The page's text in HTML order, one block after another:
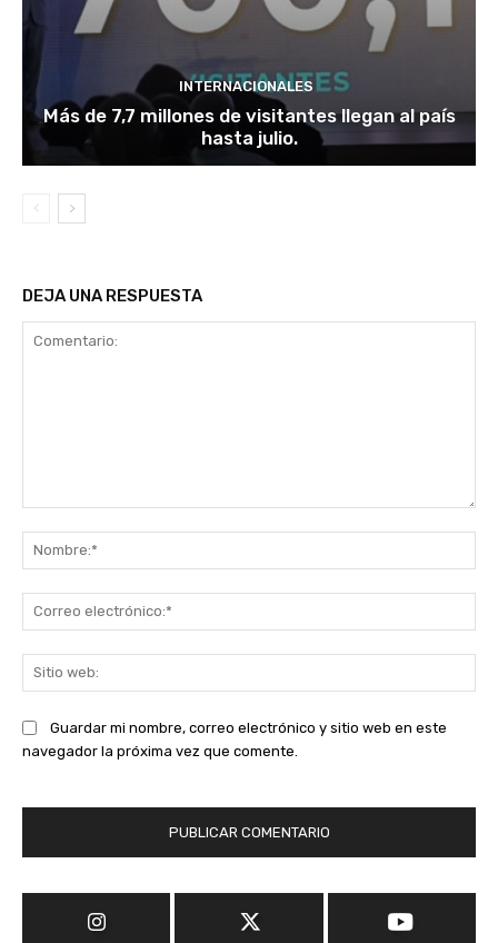
INTERNACIONALES
Más de 7,7 millones de visitantes llegan al país
hasta julio.
DEJA UNA RESPUESTA
Guardar mi nombre, correo electrónico y sitio web en este
navegador la próxima vez que comente.